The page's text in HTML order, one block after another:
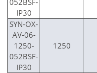
052BSF-
IP30
SYN-OX-
AV-06-
1250-
052BSF-
IP30
1250